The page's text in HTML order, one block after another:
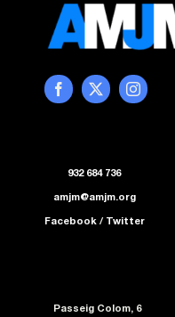
932 684 736
amjm@amjm.org
Facebook/ Twitter
Passeig Colom, 6